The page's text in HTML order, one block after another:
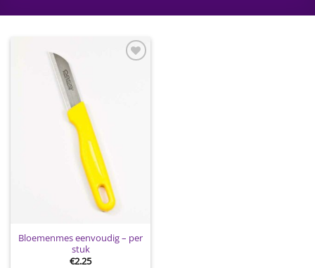
Bloemenmes eenvoudig – per
stuk
€2.25